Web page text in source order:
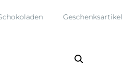
Geschenksartikel